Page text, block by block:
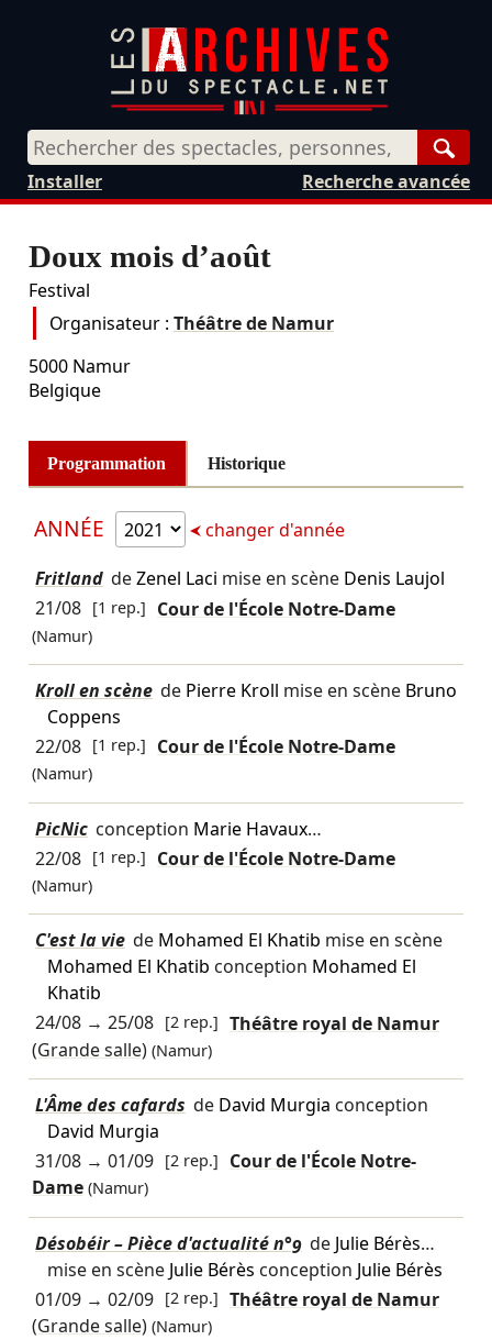
Recherche avancée
Installer
Doux mois d’août
Festival
Organisateur : Théâtre de Namur
5000 Namur
Belgique
Programmation Historique
ANNÉE changer d'année
Fritland deZenel Laci mise en scène Denis Laujol
21/08 [1 rep.] Cour de l'École Notre-Dame
(Namur)
Kroll en scène de Pierre Kroll mise en scène Bruno
Coppens
22/08 [1 rep.] Cour de l'École Notre-Dame
(Namur)
PicNic conception Marie Havaux…
22/08 [1 rep.] Cour de l'École Notre-Dame
(Namur)
C'est la vie de Mohamed El Khatib mise en scène
Mohamed El Khatib conception Mohamed El
Khatib
24/08→ 25/08 [2 rep.] Théâtre royal de Namur
(Grande salle) (Namur)
L'Âme des cafards de David Murgia conception
David Murgia
31/08→ 01/09 [2 rep.]
Cour de l'École Notre-
Dame (Namur)
Désobéir – Pièce d'actualité n°9 de Julie Bérès…
mise en scène Julie Bérès conception Julie Bérès
01/09→ 02/09 [2 rep.] Théâtre royal de Namur
(Grande salle) (Namur)